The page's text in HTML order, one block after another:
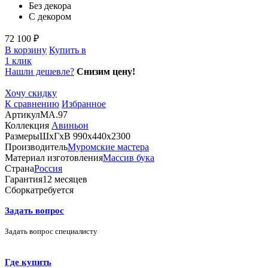
Без декора
С декором
72 100 ₽
В корзину Купить в
1 клик
Нашли дешевле? Снизим цену!
Хочу скидку
К сравнению Избранное
АртикулMA.97
Коллекция Авиньон
РазмерыШхГхВ 990х440х2300
ПроизводительМуромские мастера
Материал изготовленияМассив бука
СтранаРоссия
Гарантия12 месяцев
Сборкатребуется
Задать вопрос
Задать вопрос специалисту
Где купить